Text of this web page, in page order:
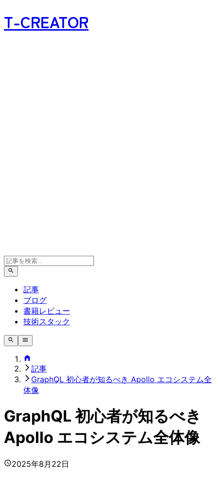
T-CREATOR
記事
ブログ
書籍レビュー
技術スタック
記事
GraphQL 初心者が知るべき Apollo エコシステム全
体像
GraphQL 初心者が知るべき
Apollo エコシステム全体像
2025年8月22日